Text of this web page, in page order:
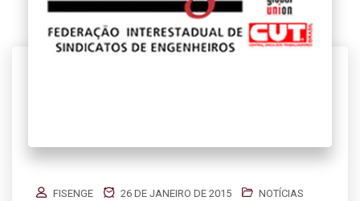
FISENGE 26 DE JANEIRO DE 2015 NOTÍCIAS